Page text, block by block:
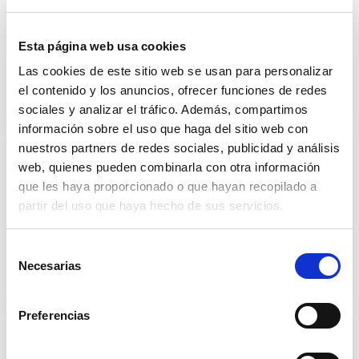
Esta página web usa cookies
Las cookies de este sitio web se usan para personalizar
el contenido y los anuncios, ofrecer funciones de redes
sociales y analizar el tráfico. Además, compartimos
información sobre el uso que haga del sitio web con
nuestros partners de redes sociales, publicidad y análisis
web, quienes pueden combinarla con otra información
que les haya proporcionado o que hayan recopilado a
partir del uso que haya hecho de sus servicios.
Necesarias
Preferencias
El pasado mes de diciembre entró en vigor el
se...
Saber más
¿Cómo empatizar con nuestro
dependiente?
En la labor del cuidador se involucra
continuamente lo emocional: no se pueden
realizar unos...
3 Saber más